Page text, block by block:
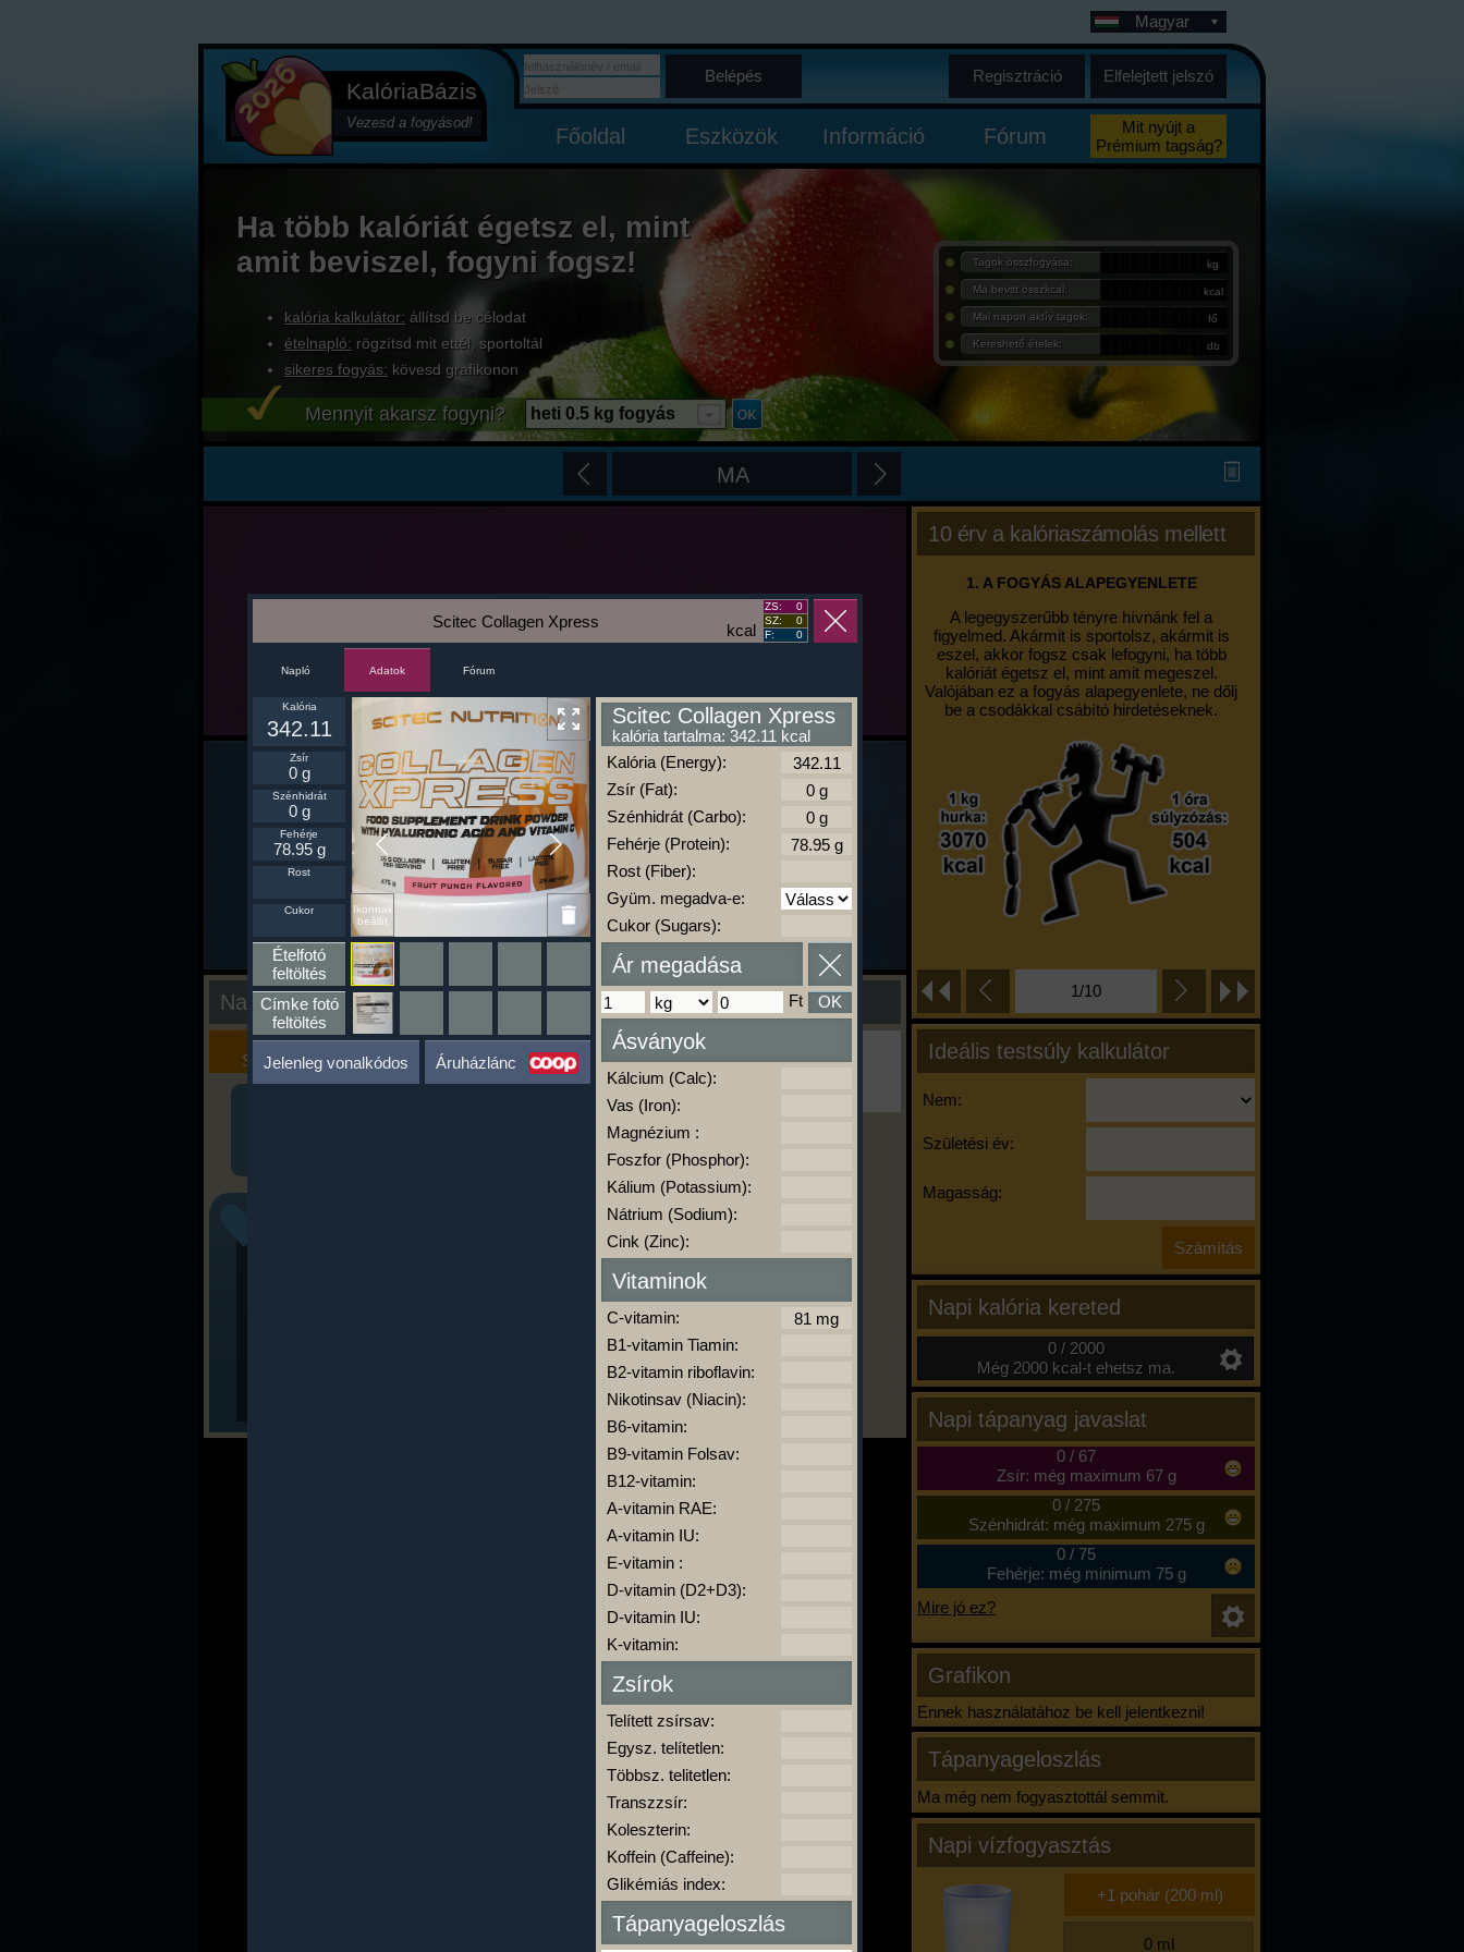
KalóriaBázis
Vezesd a fogyásod!
Magyar
Belépés Regisztráció Elfelejtett jelszó
Főoldal Eszközök Információ Fórum
Mit nyújt a
Prémium tagság?
Ha több kalóriát égetsz el, mint
amit beviszel, fogyni fogsz!
kalória kalkulátor: állítsd be célodat
ételnapló: rögzítsd mit ettél, sportoltál
sikeres fogyás: kövesd grafikonon
Tagok összfogyása: kg
Ma bevitt összkcal: kcal
Mai napon aktív tagok: fő
Kereshető ételek: db
Mennyit akarsz fogyni? heti 0.5 kg fogyás
MA
10 érv a kalóriaszámolás mellett
1. A FOGYÁS ALAPEGYENLETE
A legegyszerűbb tényre hívnánk fel a
figyelmed. Akármit is sportolsz, akármit is
eszel, akkor fogsz csak lefogyni, ha több
kalóriát égetsz el, mint amit megeszel.
Valójában ez a fogyás alapegyenlete, ne dőlj
be a csodákkal csábító hirdetéseknek.
1/10
Ideális testsúly kalkulátor
Nem:
Születési év:
Magasság:
Napi kalória kereted
0 / 2000
Még 2000 kcal-t ehetsz ma.
Napi tápanyag javaslat
0/ 67
Zsír: még maximum 67 g
0/ 275
Szénhidrát: még maximum 275 g
0/ 75
Fehérje: még minimum 75 g
Mire jó ez?
Grafikon
Ennek használatához be kell jelentkezni!
Tápanyageloszlás
Ma még nem fogyasztottál semmit.
Napi vízfogyasztás
Nap kiértékelése
Kalória
Szimulátor
Szöveges
Értékelés
Ha ma már nem eszel/sportolsz többet,
kattints a kiértékelésre!
A Kalória Szimulátor Prémium funkció.
-
kcal
Scitec Collagen Xpress
ZS:
0
SZ:
0
F:
0
Napló Adatok Fórum
Ikonnak
beállít
Kalória
342.11
Zsír
0 g
Szénhidrát
0 g
Fehérje
78.95 g
Rost
Cukor
Ételfotó
feltöltés
Címke fotó
feltöltés
Jelenleg vonalkódos Áruházlánc
Scitec Collagen Xpress
kalória tartalma: 342.11 kcal
Kalória (Energy):
Zsír (Fat):
Szénhidrát (Carbo):
Fehérje (Protein):
Rost (Fiber):
Gyüm. megadva-e:
Cukor (Sugars):
Ár megadása
Ft OK
Ásványok
Kálcium (Calc):
Vas (Iron):
Magnézium :
Foszfor (Phosphor):
Kálium (Potassium):
Nátrium (Sodium):
Cink (Zinc):
Vitaminok
C-vitamin:
B1-vitamin Tiamin:
B2-vitamin riboflavin:
Nikotinsav (Niacin):
B6-vitamin:
B9-vitamin Folsav:
B12-vitamin:
A-vitamin RAE:
A-vitamin IU:
E-vitamin :
D-vitamin (D2+D3):
D-vitamin IU:
K-vitamin:
Zsírok
Telített zsírsav:
Egysz. telítetlen:
Többsz. telitetlen:
Transzzsír:
Koleszterin:
Koffein (Caffeine):
Glikémiás index:
Tápanyageloszlás